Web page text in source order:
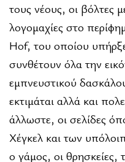
τους νέους, οι βόλτες
λογομαχίες στο
Hof, του οποίου
συνθέτουν όλα την
εμπνευστικού
εκτιμάται αλλά και
άλλωστε, οι σελίδες
Χέγκελ και των
ο γάμος, οι